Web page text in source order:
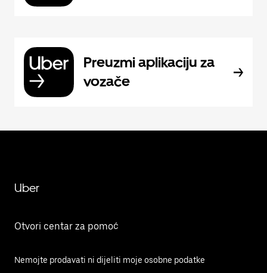
Preuzmi aplikaciju za
vozače
Uber
Otvori centar za pomoć
Nemojte prodavati ni dijeliti moje osobne podatke